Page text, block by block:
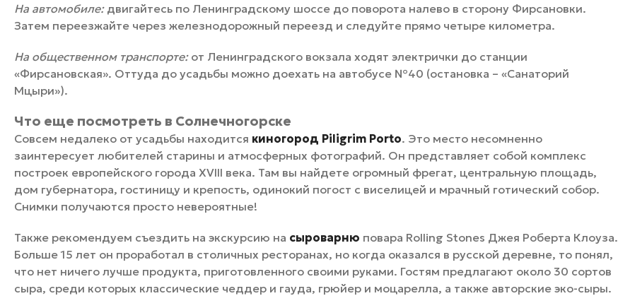
На автомобиле:двигайтесь по Ленинградскому шоссе до поворота налево в сторону Фирсановки.
Затем переезжайте через железнодорожный переезд и следуйте прямо четыре километра.
На общественном транспорте:от Ленинградского вокзала ходят электрички до станции
«Фирсановская». Оттуда до усадьбы можно доехать на автобусе №40 (остановка – «Санаторий
Мцыри»).
Что еще посмотреть в Солнечногорске
Совсем недалеко от усадьбы находится киногород Piligrim Porto. Это место несомненно
заинтересует любителей старины и атмосферных фотографий. Он представляет собой комплекс
построек европейского города XVIII века. Там вы найдете огромный фрегат, центральную площадь,
дом губернатора, гостиницу и крепость, одинокий погост с виселицей и мрачный готический собор.
Снимки получаются просто невероятные!
Также рекомендуем съездить на экскурсию на сыроварню повара Rolling Stones Джея Роберта Клоуза.
Больше 15 лет он проработал в столичных ресторанах, но когда оказался в русской деревне, то понял,
что нет ничего лучше продукта, приготовленного своими руками. Гостям предлагают около 30 сортов
сыра, среди которых классические чеддер и гауда, грюйер и моцарелла, а также авторские эко-сыры.